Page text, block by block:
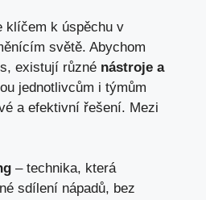
klíčem k úspěchu v
světě. Abychom
existují různé nástroje a
jednotlivcům i týmům
a efektivní řešení. Mezi
– technika, která
sdílení nápadů, bez